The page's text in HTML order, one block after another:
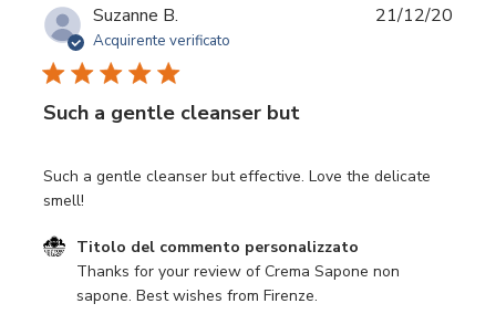
Suzanne B.
Acquirente verificato
Such a gentle cleanser but
Such a gentle cleanser but effective. Love the delicate
smell!
Commenti del proprietario del negozio sulla recensione
Titolo del commento personalizzato
Thanks for your review of Crema Sapone non
sapone. Best wishes from Firenze.
Data
21/12/20